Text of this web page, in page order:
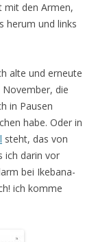
mit den Armen,
herum und links
alte und erneute
November, die
in Pausen
habe. Oder in
steht, das von
ich darin vor
bei Ikebana-
ich komme